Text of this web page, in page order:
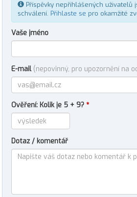
Příspěvky nepřihlášených uživatelů
schválení. Přihlaste se pro okamžité
Vaše jméno
E-mail (nepovinný, pro upozornění na
Ověření: Kolik je 5 + 9? *
Dotaz / komentář